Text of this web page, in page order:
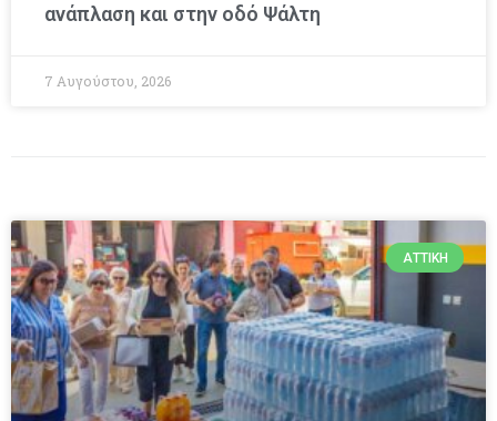
ανάπλαση και στην οδό Ψάλτη
7 Αυγούστου, 2026
ΑΤΤΙΚΉ